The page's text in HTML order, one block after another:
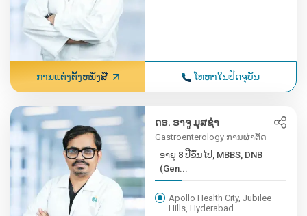
ການແຕ່ງຕັ້ງຫນັງສື ໂທຫາໃນປັດຈຸບັນ
ດຣ. ຣາຈູ ມຸສຊຳ
Gastroenterology ການຜ່າຕັດ
ອາຍຸ 8 ປີຂຶ້ນໄປ, MBBS, DNB
(Gen...
Apollo Health City, Jubilee
Hills, Hyderabad